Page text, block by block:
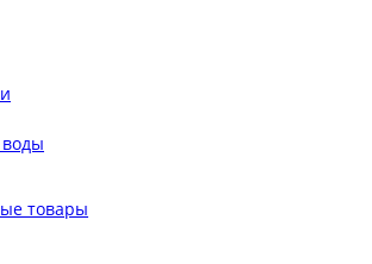
товары